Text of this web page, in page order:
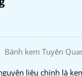
Bánh kem Tuyên
liệu chính là